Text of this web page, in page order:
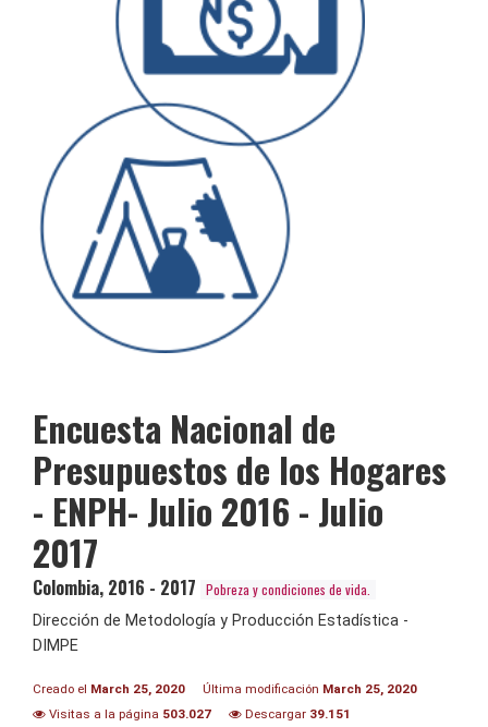
Encuesta Nacional de
Presupuestos de los Hogares
- ENPH- Julio 2016 - Julio
2017
Colombia, 2016 - 2017 Pobreza y condiciones de vida.
Dirección de Metodología y Producción Estadística -
DIMPE
Creado el March 25, 2020 Última modificación March 25, 2020
Visitas a la página 503.027 Descargar 39.151